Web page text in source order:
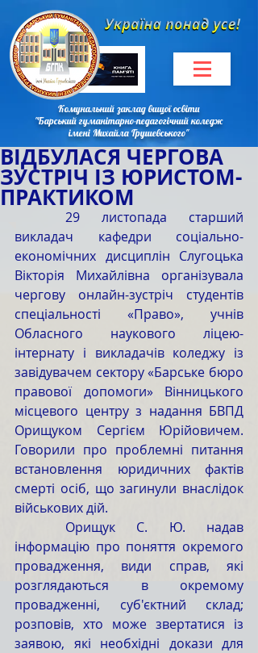
Комунальний заклад вищої освіти
"Барський гуманітарно-педагогічний коледж
імені Михайла Грушевського"
ВІДБУЛАСЯ ЧЕРГОВА
ЗУСТРІЧ ІЗ ЮРИСТОМ-
ПРАКТИКОМ
викладач кафедри соціально-
економічних дисциплін Слугоцька
Вікторія Михайлівна організувала
чергову онлайн-зустріч студентів
спеціальності «Право», учнів
Обласного наукового ліцею-
інтернату і викладачів коледжу із
завідувачем сектору «Барське бюро
правової допомоги» Вінницького
місцевого центру з надання БВПД
Орищуком Сергієм Юрійовичем.
Говорили про проблемні питання
встановлення юридичних фактів
смерті осіб, що загинули внаслідок
військових дій.
інформацію про поняття окремого
провадження, види справ, які
розглядаються в окремому
провадженні, суб'єктний склад;
розповів, хто може звертатися із
заявою, які необхідні докази для